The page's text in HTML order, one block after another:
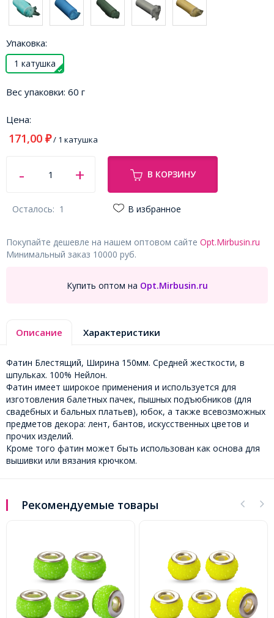
Упаковка:
1 катушка
Вес упаковки: 60 г
Цена:
171,00 ₽/ 1 катушка
В КОРЗИНУ
Осталось: 1 В избранное
Покупайте дешевле на нашем оптовом сайте Opt.Mirbusin.ru
Минимальный заказ 10000 руб.
Купить оптом на Opt.Mirbusin.ru
Описание Характеристики
Фатин Блестящий, Ширина 150мм. Средней жесткости, в
шпульках. 100% Нейлон.
Фатин имеет широкое применения и используется для
изготовления балетных пачек, пышных подъюбников (для
свадебных и бальных платьев), юбок, а также всевозможных
предметов декора: лент, бантов, искусственных цветов и
прочих изделий.
Кроме того фатин может быть использован как основа для
вышивки или вязания крючком.
Рекомендуемые товары